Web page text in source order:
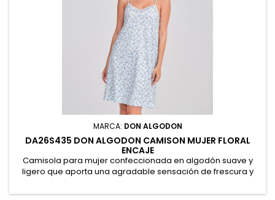
MARCA: DON ALGODON
DA26S435 DON ALGODON CAMISON MUJER FLORAL
ENCAJE
Camisola para mujer confeccionada en algodón suave y
ligero que aporta una agradable sensación de frescura y
detalle de encaje en el escote y tirantes regulables para un